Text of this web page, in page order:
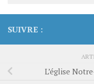
SUIVRE :
L’église